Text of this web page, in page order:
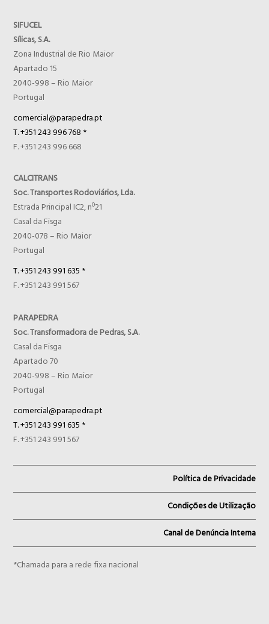
SIFUCEL
Sílicas, S.A.
Zona Industrial de Rio Maior
Apartado 15
2040-998 – Rio Maior
Portugal
comercial@parapedra.pt
T. +351 243 996 768 *
F. +351 243 996 668
CALCITRANS
Soc. Transportes Rodoviários, Lda.
Estrada Principal IC2, nº21
Casal da Fisga
2040-078 – Rio Maior
Portugal
T. +351 243 991 635 *
F. +351 243 991 567
PARAPEDRA
Soc. Transformadora de Pedras, S.A.
Casal da Fisga
Apartado 70
2040-998 – Rio Maior
Portugal
comercial@parapedra.pt
T. +351 243 991 635 *
F. +351 243 991 567
Política de Privacidade
Condições de Utilização
Canal de Denúncia Interna
*Chamada para a rede fixa nacional